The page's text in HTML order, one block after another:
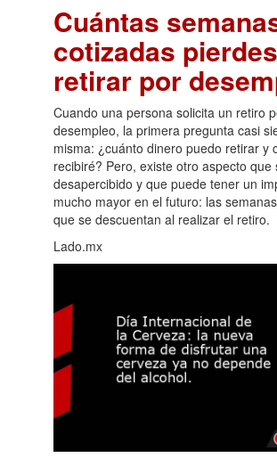
Cuántas
cotizadas
retirar por
Cuando una persona solicita un retiro
desempleo, la primera pregunta casi
misma: ¿cuánto dinero puedo retirar y
recibiré? Pero, existe otro aspecto que
desapercibido y que puede tener un
mucho mayor en el futuro: las
que se descuentan al realizar el retiro.
Lado.mx